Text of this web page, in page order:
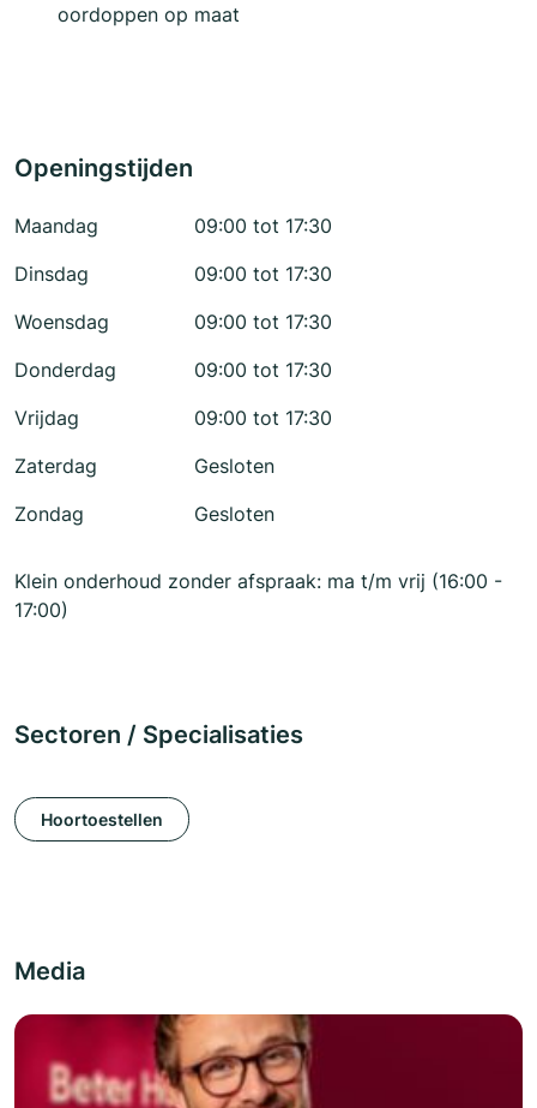
oordoppen op maat
Openingstijden
Maandag
09:00 tot 17:30
Dinsdag
09:00 tot 17:30
Woensdag
09:00 tot 17:30
Donderdag
09:00 tot 17:30
Vrijdag
09:00 tot 17:30
Zaterdag
Gesloten
Zondag
Gesloten
Klein onderhoud zonder afspraak: ma t/m vrij (16:00 -
17:00)
Sectoren / Specialisaties
Hoortoestellen
Media